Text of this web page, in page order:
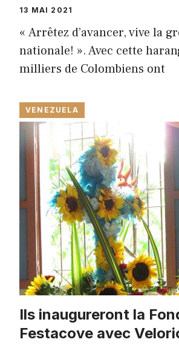
13 MAI 2021
« Arrêtez d’avancer, vive la
nationale! ». Avec cette
milliers de Colombiens ont
VENEZUELA
Ils inaugureront la
Festacove avec